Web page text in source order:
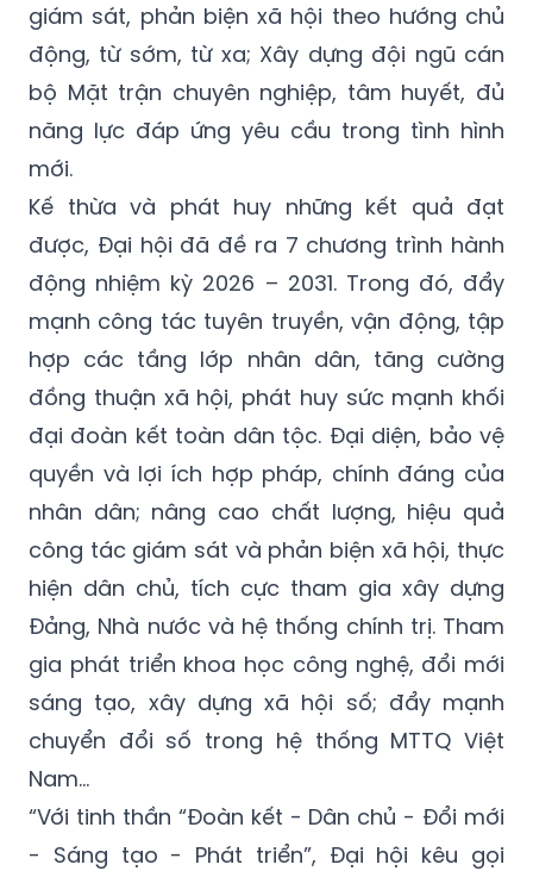
giám sát, phản biện xã hội theo hướng chủ
động, từ sớm, từ xa; Xây dựng đội ngũ cán
bộ Mặt trận chuyên nghiệp, tâm huyết, đủ
năng lực đáp ứng yêu cầu trong tình hình
mới.
Kế thừa và phát huy những kết quả đạt
được, Đại hội đã đề ra 7 chương trình hành
động nhiệm kỳ 2026 – 2031. Trong đó, đẩy
mạnh công tác tuyên truyền, vận động, tập
hợp các tầng lớp nhân dân, tăng cường
đồng thuận xã hội, phát huy sức mạnh khối
đại đoàn kết toàn dân tộc. Đại diện, bảo vệ
quyền và lợi ích hợp pháp, chính đáng của
nhân dân; nâng cao chất lượng, hiệu quả
công tác giám sát và phản biện xã hội, thực
hiện dân chủ, tích cực tham gia xây dựng
Đảng, Nhà nước và hệ thống chính trị. Tham
gia phát triển khoa học công nghệ, đổi mới
sáng tạo, xây dựng xã hội số; đẩy mạnh
chuyển đổi số trong hệ thống MTTQ Việt
Nam...
“Với tinh thần “Đoàn kết - Dân chủ - Đổi mới
- Sáng tạo - Phát triển”, Đại hội kêu gọi